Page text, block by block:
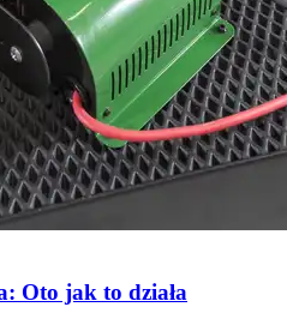
Oto jak to działa